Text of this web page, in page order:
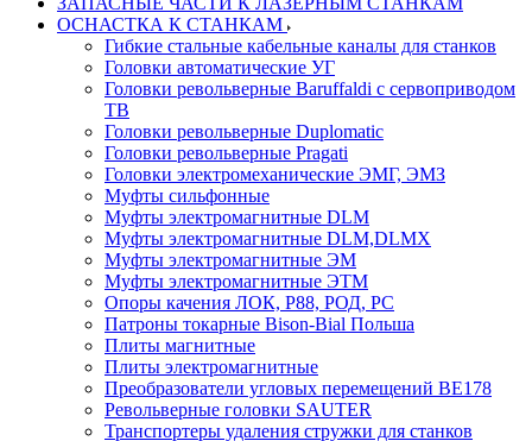
ОСНАСТКА К СТАНКАМ
Гибкие стальные кабельные каналы для станков
Головки автоматические УГ
Головки револьверные Baruffaldi с сервоприводом
ТВ
Головки револьверные Duplomatic
Головки револьверные Pragati
Головки электромеханические ЭМГ, ЭМЗ
Муфты сильфонные
Муфты электромагнитные DLM
Муфты электромагнитные DLM,DLMX
Муфты электромагнитные ЭМ
Муфты электромагнитные ЭТМ
Опоры качения ЛОК, Р88, РОД, РС
Патроны токарные Bison-Bial Польша
Плиты магнитные
Плиты электромагнитные
Преобразователи угловых перемещений ВЕ178
Револьверные головки SAUTER
Транспортеры удаления стружки для станков